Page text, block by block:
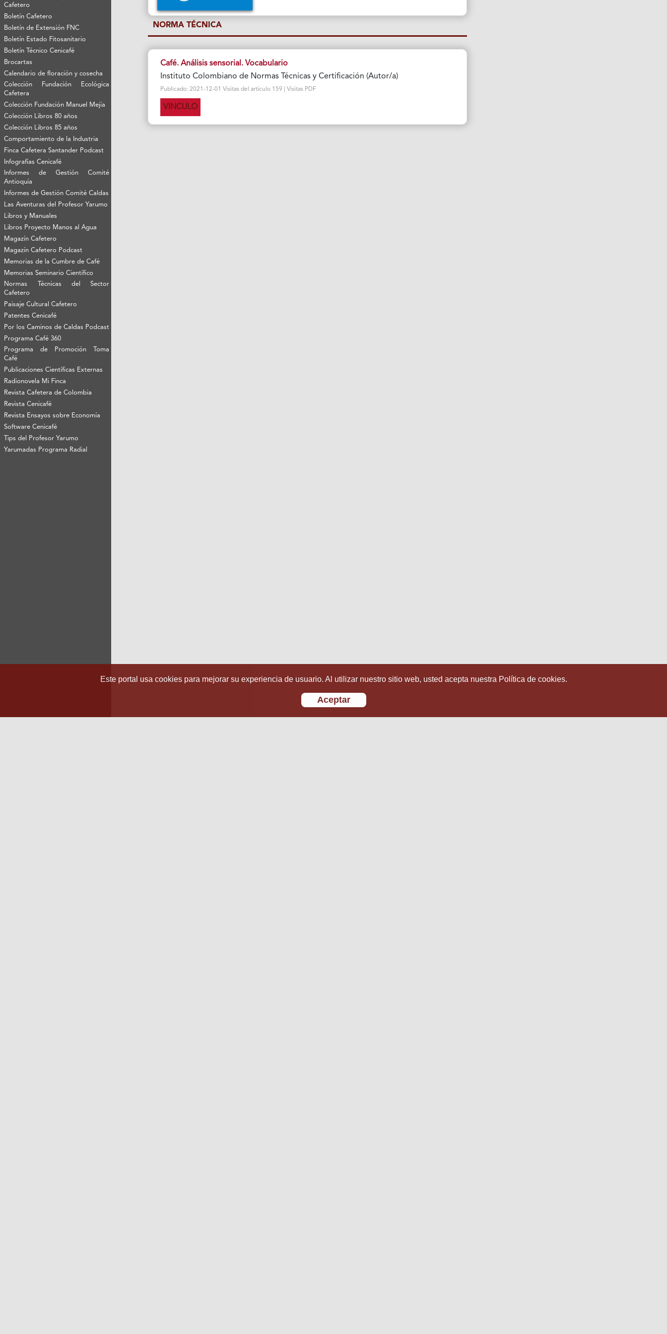
Cafetero
Boletín Cafetero
Boletín de Extensión FNC
Boletín Estado Fitosanitario
Boletín Técnico Cenicafé
Brocartas
Calendario de floración y cosecha
Colección Fundación Ecológica
Cafetera
Colección Fundación Manuel Mejía
Colección Libros 80 años
Colección Libros 85 años
Comportamiento de la Industria
Finca Cafetera Santander Podcast
Infografías Cenicafé
Informes de Gestión Comité
Antioquía
Informes de Gestión Comité Caldas
Las Aventuras del Profesor Yarumo
Libros y Manuales
Libros Proyecto Manos al Agua
Magazín Cafetero
Magazín Cafetero Podcast
Memorias de la Cumbre de Café
Memorias Seminario Científico
Normas Técnicas del Sector
Cafetero
Paisaje Cultural Cafetero
Patentes Cenicafé
Por los Caminos de Caldas Podcast
Programa Café 360
Programa de Promoción Toma
Café
Publicaciones Científicas Externas
Radionovela Mi Finca
Revista Cafetera de Colombia
Revista Cenicafé
Revista Ensayos sobre Economía
Software Cenicafé
Tips del Profesor Yarumo
Yarumadas Programa Radial
NORMA TÉCNICA
Café. Análisis sensorial. Vocabulario
Instituto Colombiano de Normas Técnicas y Certificación (Autor/a)
Publicado: 2021-12-01 Visitas del artículo 159 | Visitas PDF
VINCULO
Este portal usa cookies para mejorar su experiencia de usuario. Al utilizar nuestro sitio web, usted acepta nuestra Política de cookies.
Aceptar